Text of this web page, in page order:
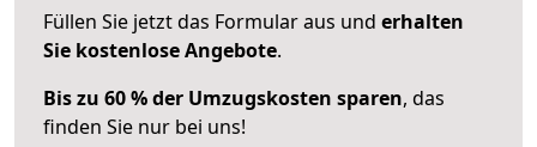
Füllen Sie jetzt das Formular aus und erhalten
Sie kostenlose Angebote.
Bis zu 60 % der Umzugskosten sparen, das
finden Sie nur bei uns!